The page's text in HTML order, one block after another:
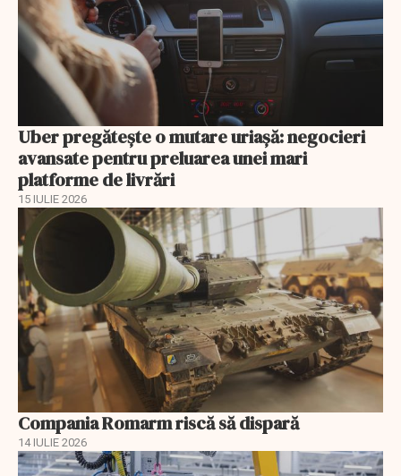
Uber pregătește o mutare uriașă: negocieri
avansate pentru preluarea unei mari
platforme de livrări
15 IULIE 2026
Compania Romarm riscă să dispară
14 IULIE 2026